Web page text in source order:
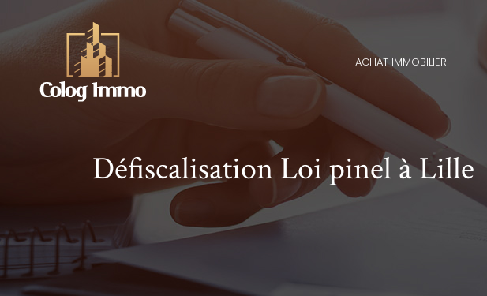
ACHAT IMMOBILIER
Défiscalisation Loi pinel à Lille